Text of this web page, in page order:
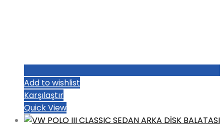
Add to wishlist
Karşılaştır
Quick View